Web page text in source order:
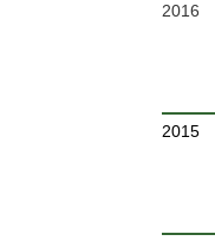
2016
2015